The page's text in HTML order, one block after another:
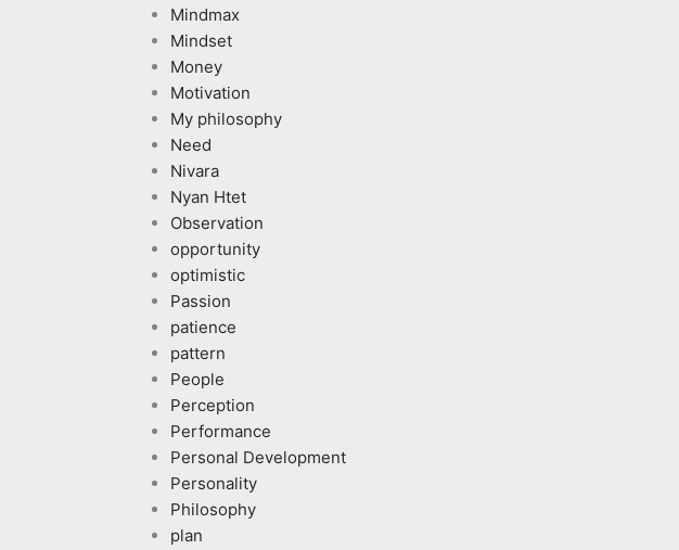
Mindmax
Mindset
Money
Motivation
My philosophy
Need
Nivara
Nyan Htet
Observation
opportunity
optimistic
Passion
patience
pattern
People
Perception
Performance
Personal Development
Personality
Philosophy
plan